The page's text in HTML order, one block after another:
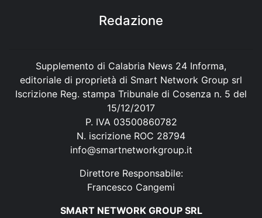
Redazione
Supplemento di Calabria News 24 Informa,
editoriale di proprietà di Smart Network Group srl
Iscrizione Reg. stampa Tribunale di Cosenza n. 5 del
15/12/2017
P. IVA 03500860782
N. iscrizione ROC 28794
info@smartnetworkgroup.it
Direttore Responsabile:
Francesco Cangemi
SMART NETWORK GROUP SRL